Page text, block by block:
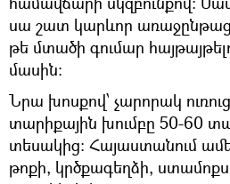
սա շատ կարևոր առաջընթաց
թե մտածի գումար
մասին:
Նրա խոսքով՝ չարորակ
տարիքային խումբը 50-60
տեսակից: Հայաստանում
թոքի, կրծքագեղձի,